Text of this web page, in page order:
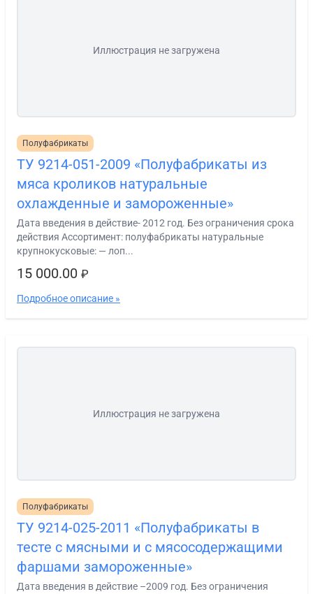
Иллюстрация не загружена
Полуфабрикаты
ТУ 9214-051-2009 «Полуфабрикаты из
мяса кроликов натуральные
охлажденные и замороженные»
Дата введения в действие- 2012 год. Без ограничения срока
действия Ассортимент: полуфабрикаты натуральные
крупнокусковые: — лоп...
15 000.00 ₽
Подробное описание »
Иллюстрация не загружена
Полуфабрикаты
ТУ 9214-025-2011 «Полуфабрикаты в
тесте с мясными и с мясосодержащими
фаршами замороженные»
Дата введения в действие –2009 год. Без ограничения